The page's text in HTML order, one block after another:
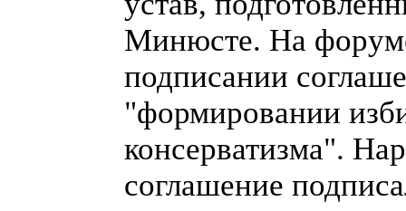
Минюсте. На
подписании
"формировании
консерватизма".
соглашение